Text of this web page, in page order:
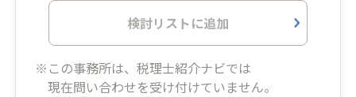
検討リストに追加
※この事務所は、税理士紹介ナビでは
現在問い合わせを受け付けていません。